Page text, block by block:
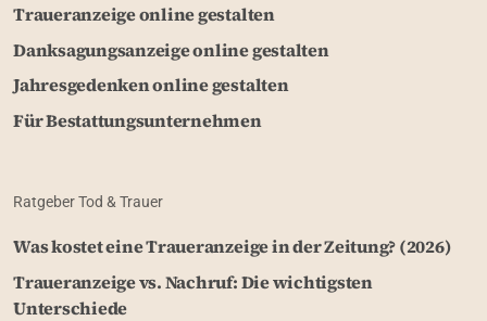
Traueranzeige online gestalten
Danksagungsanzeige online gestalten
Jahresgedenken online gestalten
Für Bestattungsunternehmen
Ratgeber Tod & Trauer
Was kostet eine Traueranzeige in der Zeitung? (2026)
Traueranzeige vs. Nachruf: Die wichtigsten
Unterschiede